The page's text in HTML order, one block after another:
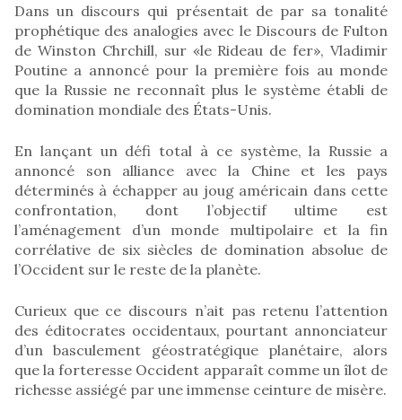
Dans un discours qui présentait de par sa tonalité
prophétique des analogies avec le Discours de Fulton
de Winston Chrchill, sur «le Rideau de fer», Vladimir
Poutine a annoncé pour la première fois au monde
que la Russie ne reconnaît plus le système établi de
domination mondiale des États-Unis.
En lançant un défi total à ce système, la Russie a
annoncé son alliance avec la Chine et les pays
déterminés à échapper au joug américain dans cette
confrontation, dont l’objectif ultime est
l’aménagement d’un monde multipolaire et la fin
corrélative de six siècles de domination absolue de
l’Occident sur le reste de la planète.
Curieux que ce discours n’ait pas retenu l’attention
des éditocrates occidentaux, pourtant annonciateur
d’un basculement géostratégique planétaire, alors
que la forteresse Occident apparaît comme un îlot de
richesse assiégé par une immense ceinture de misère.